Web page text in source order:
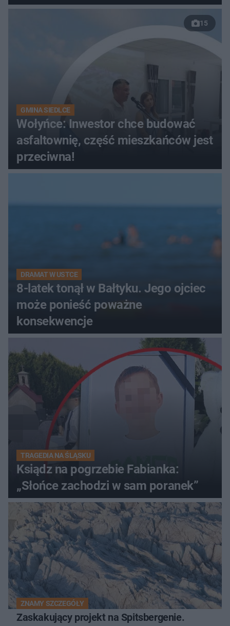
musiała zamknąć odcinek
wybrzeża
15
GMINA SIEDLCE
Wołyńce: Inwestor chce budować
asfaltownię, część mieszkańców jest
przeciwna!
DRAMAT W USTCE
8-latek tonął w Bałtyku. Jego ojciec
może ponieść poważne
konsekwencje
TRAGEDIA NA ŚLĄSKU
Ksiądz na pogrzebie Fabianka:
„Słońce zachodzi w sam poranek”
ZNAMY SZCZEGÓŁY
Zaskakujący projekt na Spitsbergenie.